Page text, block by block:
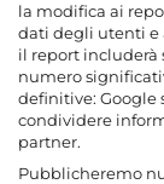
la modifica ai
dati degli utenti e
il report includerà
numero
definitive: Google
condividere
partner.
Pubblicheremo